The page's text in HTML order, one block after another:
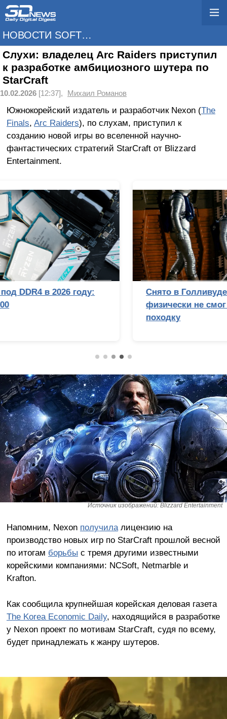
НОВОСТИ SOFTWARE
Слухи: владелец Arc Raiders приступил
к разработке амбициозного шутера по
StarCraft
10.02.2026 [12:37], Михаил Романов
Южнокорейский издатель и разработчик Nexon (The
Finals, Arc Raiders), по слухам, приступил к
созданию новой игры во вселенной научно-
фантастических стратегий StarCraft от Blizzard
Entertainment.
Снято в Голливуде? Почему Стэнли Кубрик
физически не смог бы подделать лунную
Источник изображений: Blizzard Entertainment
Напомним, Nexon получилалицензию на
производство новых игр по StarCraft прошлой весной
по итогам борьбы с тремя другими известными
корейскими компаниями: NCSoft, Netmarble и
Krafton.
Как сообщила крупнейшая корейская деловая газета
The Korea Economic Daily, находящийся в разработке
у Nexon проект по мотивам StarCraft, судя по всему,
будет принадлежать к жанру шутеров.